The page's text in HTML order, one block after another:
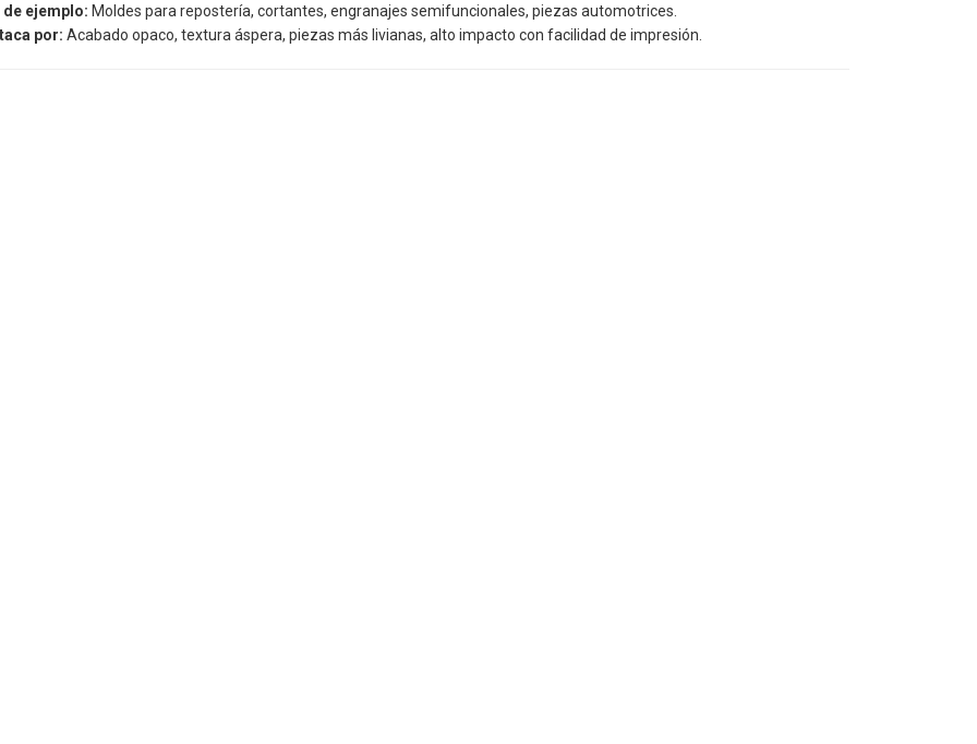
de ejemplo: Moldes para repostería, cortantes, engranajes semifuncionales, piezas automotrices.
por: Acabado opaco, textura áspera, piezas más livianas, alto impacto con facilidad de impresión.